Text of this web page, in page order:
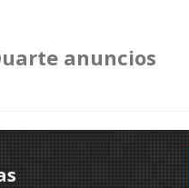
anuncios